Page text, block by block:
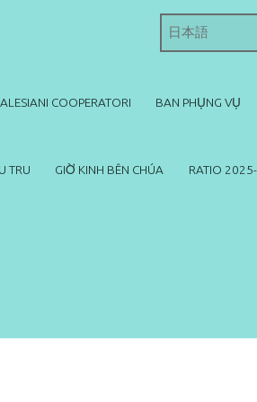
COOPERATORI BAN PHỤNG VỤ
TRU GIỜ KINH BÊN CHÚA RATIO